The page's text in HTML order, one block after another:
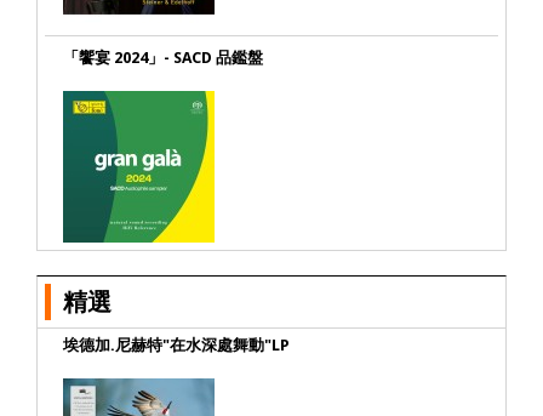
「饗宴 2024」- SACD 品鑑盤
精選
埃德加.尼赫特"在水深處舞動"LP